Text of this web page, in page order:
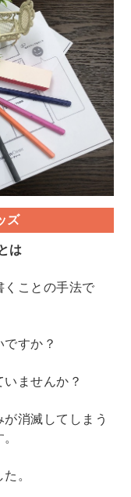
ズ
は
くことの手法で
すか？
ませんか？
消滅してしまう
。